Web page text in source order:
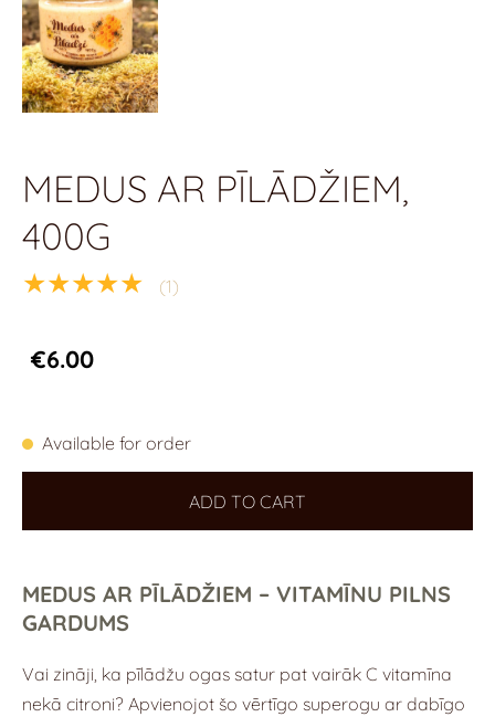
MEDUS AR PĪLĀDŽIEM,
400G
★★★★★ (1)
€6.00
Available for order
ADD TO CART
MEDUS AR PĪLĀDŽIEM – VITAMĪNU PILNS
GARDUMS
Vai zināji, ka pīlādžu ogas satur pat vairāk C vitamīna
nekā citroni? Apvienojot šo vērtīgo superogu ar dabīgo